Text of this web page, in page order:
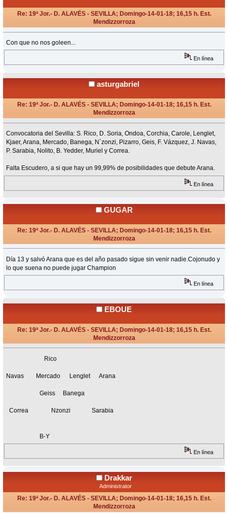
Re: 19ª Jor.- D. ALAVÉS - SEVILLA; Domingo-14-01-18; 16,15 h. Est.
Mendizzorroza
Con que no nos goleen...
En línea
asturgabriel
Re: 19ª Jor.- D. ALAVÉS - SEVILLA; Domingo-14-01-18; 16,15 h. Est.
Mendizzorroza
Convocatoria del Sevilla: S. Rico, D. Soria, Ondoa, Corchia, Carole, Lenglet,
Kjaer, Arana, Mercado, Banega, N´zonzi, Pizarro, Geis, F. Vázquez, J. Navas,
P. Sarabia, Nolito, B. Yedder, Muriel y Correa.
Falta Escudero, a si que hay un 99,99% de posibilidades que debute Arana.
En línea
GUGAR
Re: 19ª Jor.- D. ALAVÉS - SEVILLA; Domingo-14-01-18; 16,15 h. Est.
Mendizzorroza
Día 13 y salvó Arana que es del año pasado sigue sin venir nadie.Cojonudo y
lo que suena no puede jugar Champion
En línea
EBOUE
Re: 19ª Jor.- D. ALAVÉS - SEVILLA; Domingo-14-01-18; 16,15 h. Est.
Mendizzorroza
Rico
Navas Mercado Lenglet Arana
Geiss Banega
Correa Nzonzi Sarabia
B-Y
En línea
Drakkar
Administrator
Re: 19ª Jor.- D. ALAVÉS - SEVILLA; Domingo-14-01-18; 16,15 h. Est.
Mendizzorroza